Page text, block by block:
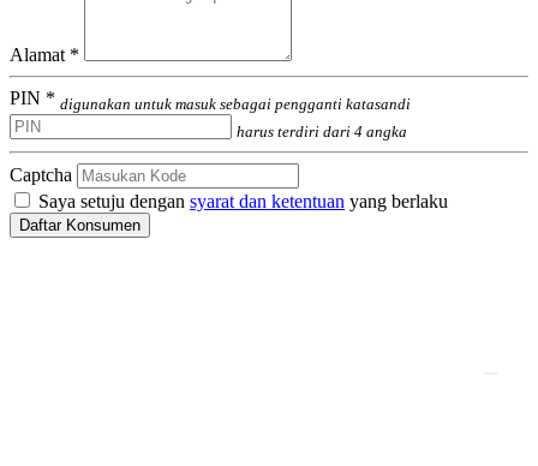
Alamat *
PIN * digunakan untuk masuk sebagai pengganti katasandi
harus terdiri dari 4 angka
Captcha
Saya setuju dengan syarat dan ketentuan yang berlaku
Daftar Konsumen